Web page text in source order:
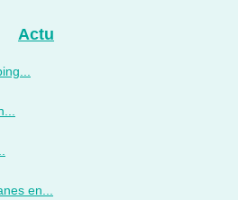
Actu
en...